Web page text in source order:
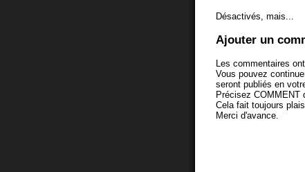
Désactivés, mais...
Ajouter un
Les commentaires
Vous pouvez
seront publiés en
Précisez COMMENT
Cela fait toujours
Merci d'avance.